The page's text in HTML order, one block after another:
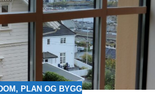
, PLAN OG BYGG